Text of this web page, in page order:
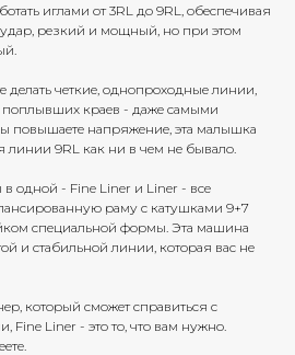
иглами от 3RL до 9RL, обеспечивая
резкий и мощный, но при этом
делать четкие, однопроходные линии,
поплывших краев - даже самыми
повышаете напряжение, эта малышка
линии 9RL как ни в чем не бывало.
одной - Fine Liner и Liner - все
раму с катушками 9+7
специальной формы. Эта машина
и стабильной линии, которая вас не
который сможет справиться с
Liner - это то, что вам нужно.